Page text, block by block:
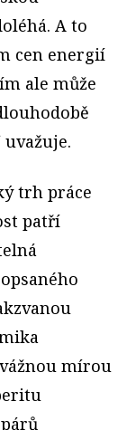
A to
cen energií
ale může
trh práce
patří
mírou